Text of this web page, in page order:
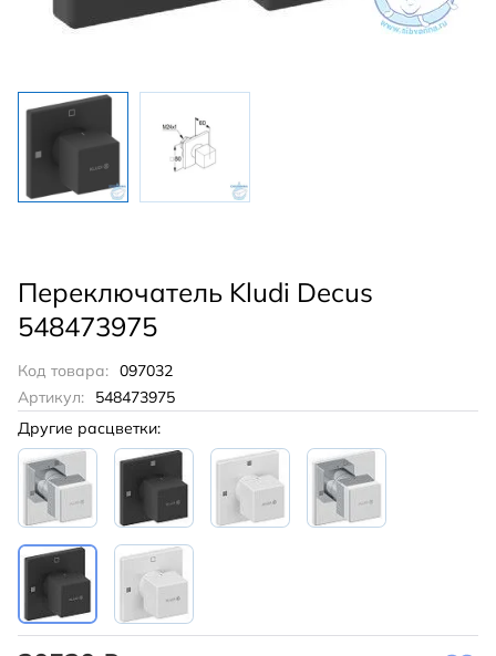
Переключатель Kludi Decus
548473975
Код товара: 097032
Артикул:
548473975
Другие расцветки: